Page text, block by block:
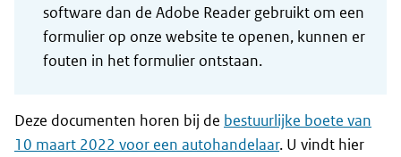
software dan de Adobe Reader gebruikt om een
formulier op onze website te openen, kunnen er
fouten in het formulier ontstaan.
Deze documenten horen bij de bestuurlijke boete van
10 maart 2022 voor een autohandelaar. U vindt hier